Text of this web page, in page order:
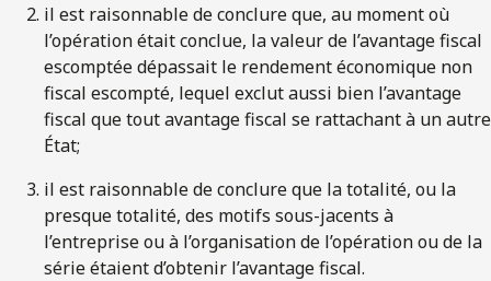
il est raisonnable de conclure que, au moment où
l’opération était conclue, la valeur de l’avantage fiscal
escomptée dépassait le rendement économique non
fiscal escompté, lequel exclut aussi bien l’avantage
fiscal que tout avantage fiscal se rattachant à un autre
État;
il est raisonnable de conclure que la totalité, ou la
presque totalité, des motifs sous-jacents à
l’entreprise ou à l’organisation de l’opération ou de la
série étaient d’obtenir l’avantage fiscal.